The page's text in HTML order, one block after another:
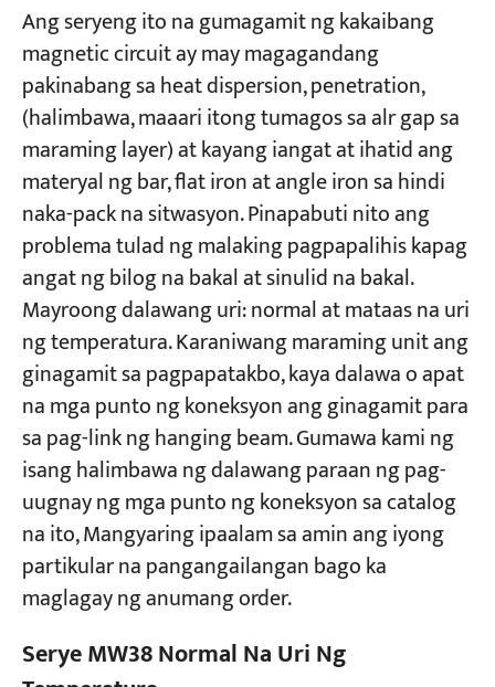
Ang seryeng ito na gumagamit ng kakaibang
magnetic circuit ay may magagandang
pakinabang sa heat dispersion, penetration,
(halimbawa, maaari itong tumagos sa alr gap sa
maraming layer) at kayang iangat at ihatid ang
materyal ng bar, flat iron at angle iron sa hindi
naka-pack na sitwasyon. Pinapabuti nito ang
problema tulad ng malaking pagpapalihis kapag
angat ng bilog na bakal at sinulid na bakal.
Mayroong dalawang uri: normal at mataas na uri
ng temperatura. Karaniwang maraming unit ang
ginagamit sa pagpapatakbo, kaya dalawa o apat
na mga punto ng koneksyon ang ginagamit para
sa pag-link ng hanging beam. Gumawa kami ng
isang halimbawa ng dalawang paraan ng pag-
uugnay ng mga punto ng koneksyon sa catalog
na ito, Mangyaring ipaalam sa amin ang iyong
partikular na pangangailangan bago ka
maglagay ng anumang order.
Serye MW38 Normal Na Uri Ng